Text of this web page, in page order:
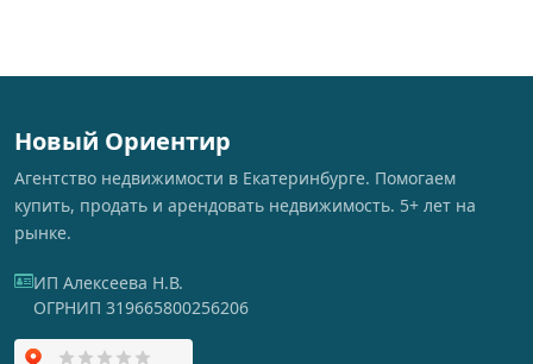
Новый Ориентир
Агентство недвижимости в Екатеринбурге. Помогаем
купить, продать и арендовать недвижимость. 5+ лет на
рынке.
ИП Алексеева Н.В.
ОГРНИП 319665800256206